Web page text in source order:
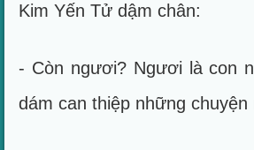
Kim Yến Tử dậm chân:
- Còn ngươi? Ngươi là con
dám can thiệp những